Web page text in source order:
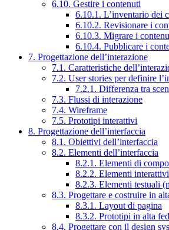
6.10. Gestire i contenuti
6.10.1. L’inventario dei
6.10.2. Revisionare i
6.10.3. Migrare i
6.10.4. Pubblicare i
7. Progettazione dell’interazione
7.1. Caratteristiche
7.2. User stories per definire
7.2.1. Differenza tra
7.3. Flussi di interazione
7.4. Wireframe
7.5. Prototipi interattivi
8. Progettazione dell’interfaccia
8.1. Obiettivi dell’interfaccia
8.2. Elementi dell’interfaccia
8.2.1. Elementi di
8.2.2. Elementi interattivi
8.2.3. Elementi testuali
8.3. Progettare e costruire in
8.3.1. Layout di pagina
8.3.2. Prototipi in alta
8.4. Progettare con il design